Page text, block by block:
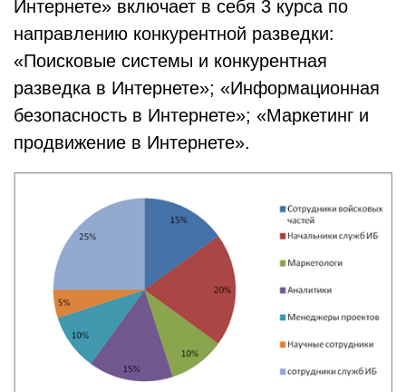
Интернете» включает в себя 3 курса по
направлению конкурентной разведки:
«Поисковые системы и конкурентная
разведка в Интернете»; «Информационная
безопасность в Интернете»; «Маркетинг и
продвижение в Интернете».